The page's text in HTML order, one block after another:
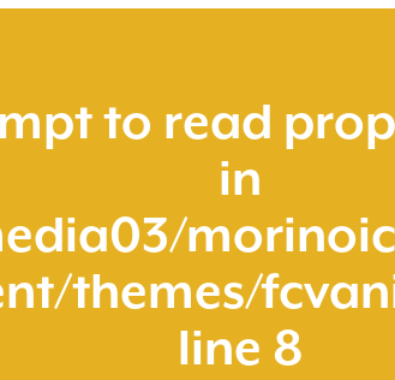
to read
in
themes/
line 8